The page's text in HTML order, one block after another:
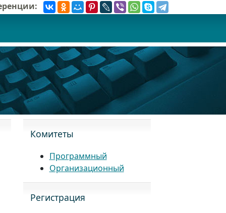
Комитеты
Программный
Организационный
Регистрация